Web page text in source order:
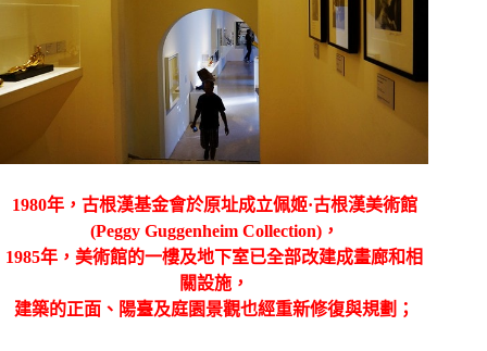
1980年，古根漢基金會於原址成立佩姬·古根漢美術館
(Peggy Guggenheim Collection)，
1985年，美術館的一樓及地下室已全部改建成畫廊和相
關設施，
建築的正面、陽臺及庭園景觀也經重新修復與規劃；